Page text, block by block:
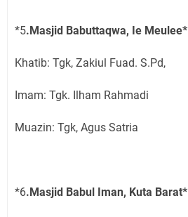
*5.Masjid Babuttaqwa, Ie Meulee*
Khatib: Tgk, Zakiul Fuad. S.Pd,
Imam: Tgk. Ilham Rahmadi
Muazin: Tgk, Agus Satria
*6.Masjid Babul Iman, Kuta Barat*